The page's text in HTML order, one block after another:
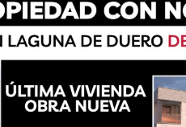
originales y no estar
El tema es totalmente
presentara mediante el
En esta edición solo se
la sede electrónica del